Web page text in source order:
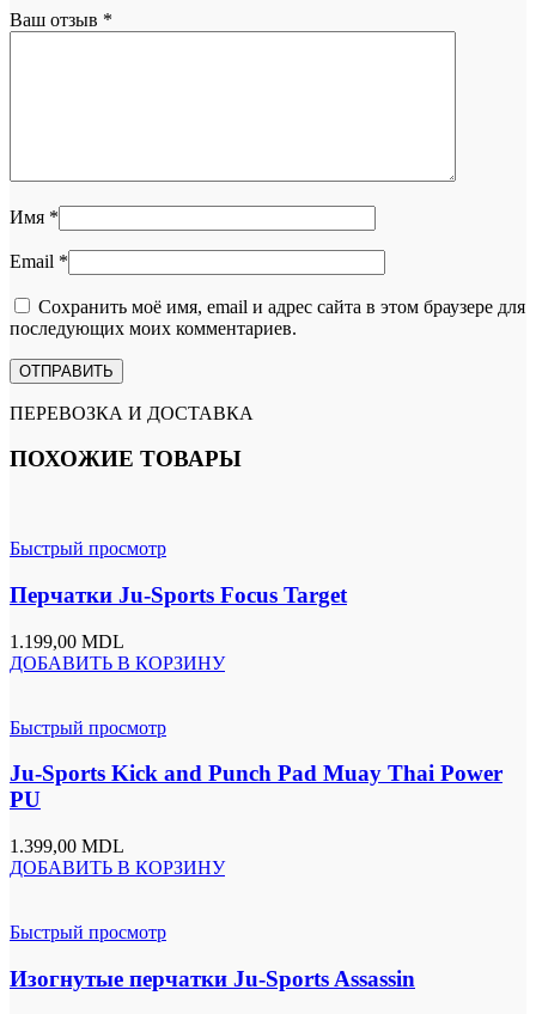
Ваш отзыв *
Имя *
Email *
Сохранить моё имя, email и адрес сайта в этом браузере для
последующих моих комментариев.
ПЕРЕВОЗКА И ДОСТАВКА
ПОХОЖИЕ ТОВАРЫ
Быстрый просмотр
Перчатки Ju-Sports Focus Target
1.199,00 MDL
ДОБАВИТЬ В КОРЗИНУ
Быстрый просмотр
Ju-Sports Kick and Punch Pad Muay Thai Power
PU
1.399,00 MDL
ДОБАВИТЬ В КОРЗИНУ
Быстрый просмотр
Изогнутые перчатки Ju-Sports Assassin